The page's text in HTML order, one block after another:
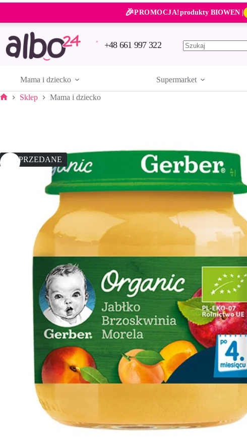
Przejdź
treści
🎉PROMOCJA!produkty BIOWEN |
+48 661 997 322
Mama i dziecko Supermarket
Sklep Mama i dziecko
WYPRZEDANE